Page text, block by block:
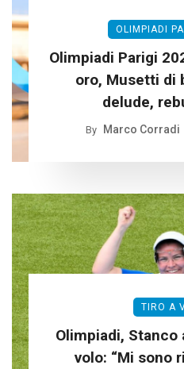
OLIMPIADI
Olimpiadi Parigi
oro, Musetti di
delude,
By Marco Corradi
TIRO A
Olimpiadi,
volo: “Mi sono